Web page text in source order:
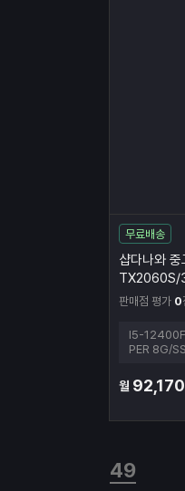
무료배송
샵다나와
TX2060S/
판매점 평가 0
I5-
PER 8G/
월 92,170